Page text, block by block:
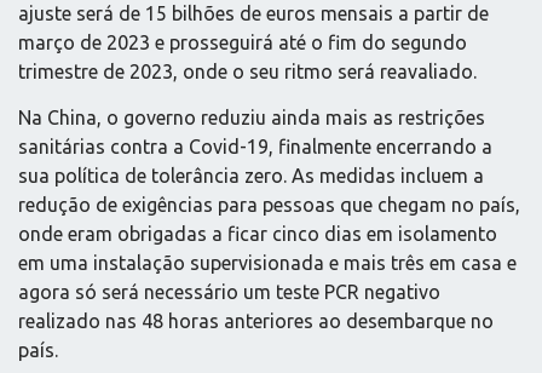
ajuste será de 15 bilhões de euros mensais a partir de
março de 2023 e prosseguirá até o fim do segundo
trimestre de 2023, onde o seu ritmo será reavaliado.
Na China, o governo reduziu ainda mais as restrições
sanitárias contra a Covid-19, finalmente encerrando a
sua política de tolerância zero. As medidas incluem a
redução de exigências para pessoas que chegam no país,
onde eram obrigadas a ficar cinco dias em isolamento
em uma instalação supervisionada e mais três em casa e
agora só será necessário um teste PCR negativo
realizado nas 48 horas anteriores ao desembarque no
país.